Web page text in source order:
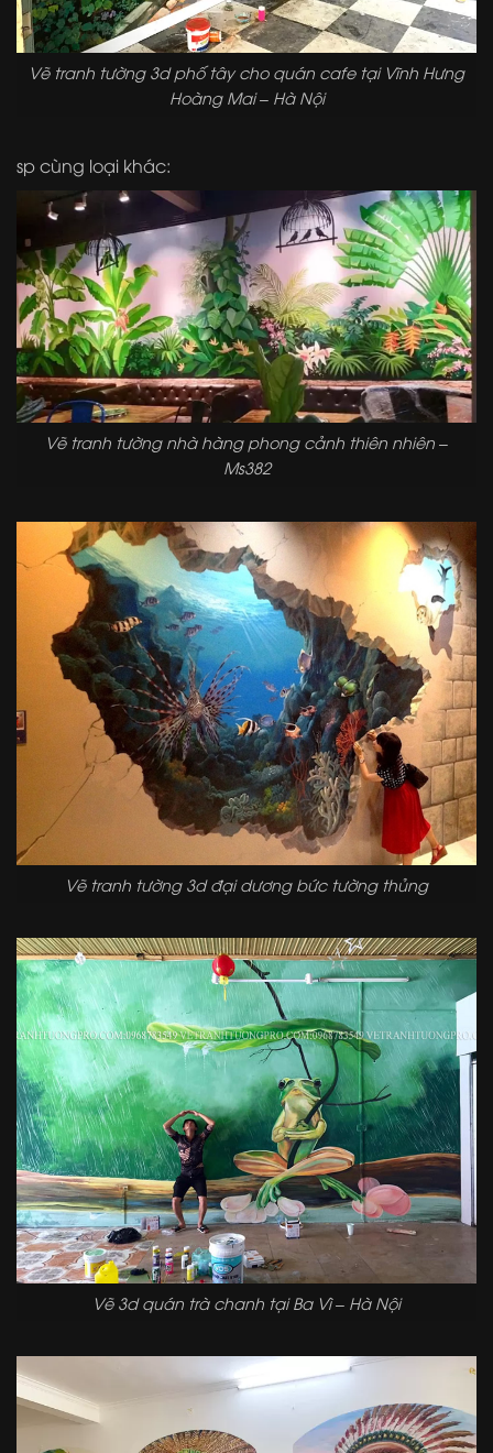
Vẽ tranh tường 3d phố tây cho quán cafe tại Vĩnh Hưng
Hoàng Mai – Hà Nội
sp cùng loại khác:
Vẽ tranh tường nhà hàng phong cảnh thiên nhiên –
Ms382
Vẽ tranh tường 3d đại dương bức tường thủng
Vẽ 3d quán trà chanh tại Ba Vì – Hà Nội